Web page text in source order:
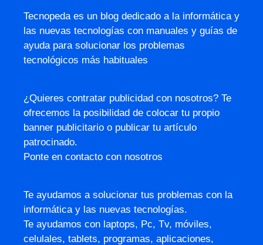
Tecnopeda es un blog dedicado a la informática y
las nuevas tecnologías con manuales y guías de
ayuda para solucionar los problemas
tecnológicos más habituales
¿Quieres contratar publicidad con nosotros? Te
ofrecemos la posibilidad de colocar tu propio
banner publicitario o publicar tu artículo
patrocinado.
Ponte en contacto con nosotros
Te ayudamos a solucionar tus problemas con la
informática y las nuevas tecnologías.
Te ayudamos con laptops, Pc, Tv, móviles,
celulales, tablets, programas, aplicaciones,